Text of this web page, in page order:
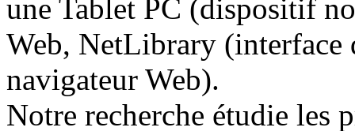
une Tablet PC (dispositif
Web, NetLibrary (interface
navigateur Web).
Notre recherche étudie les